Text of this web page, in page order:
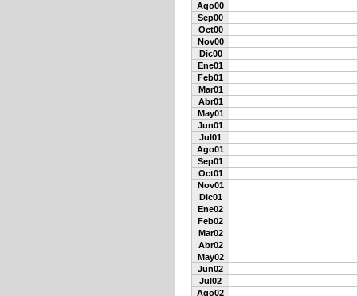
Ago00
Sep00
Oct00
Nov00
Dic00
Ene01
Feb01
Mar01
Abr01
May01
Jun01
Jul01
Ago01
Sep01
Oct01
Nov01
Dic01
Ene02
Feb02
Mar02
Abr02
May02
Jun02
Jul02
Ago02